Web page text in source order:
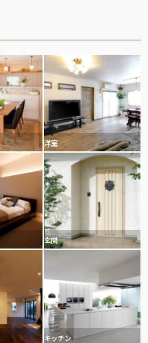
洋室
玄関
キッチン